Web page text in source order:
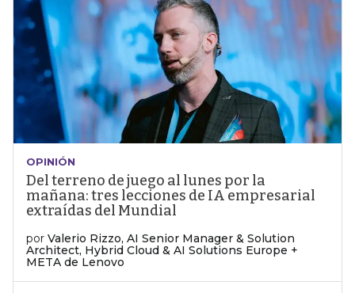
OPINIÓN
Del terreno de juego al lunes por la
mañana: tres lecciones de IA empresarial
extraídas del Mundial
por Valerio Rizzo, AI Senior Manager & Solution
Architect, Hybrid Cloud & AI Solutions Europe +
META de Lenovo